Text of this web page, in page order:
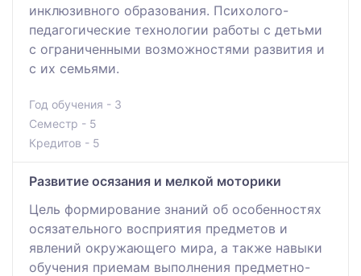
инклюзивного образования. Психолого-
педагогические технологии работы с детьми
с ограниченными возможностями развития и
с их семьями.
Год обучения - 3
Семестр - 5
Кредитов - 5
Развитие осязания и мелкой моторики
Цель формирование знаний об особенностях
осязательного восприятия предметов и
явлений окружающего мира, а также навыки
обучения приемам выполнения предметно-